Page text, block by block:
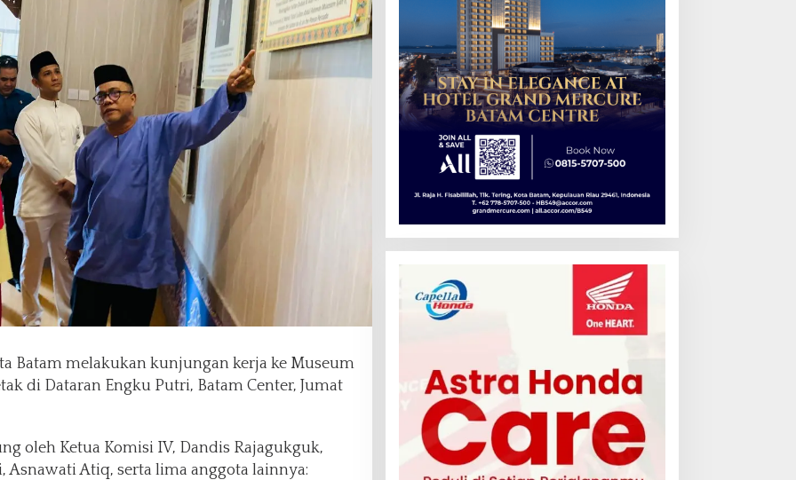
Batam melakukan kunjungan kerja ke Museum
di Dataran Engku Putri, Batam Center, Jumat
oleh Ketua Komisi IV, Dandis Rajagukguk,
Atiq, serta lima anggota lainnya: